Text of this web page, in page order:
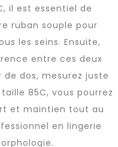
il est essentiel de
ruban souple pour
les seins. Ensuite,
entre ces deux
dos, mesurez juste
85C, vous pourrez
et maintien tout au
en lingerie